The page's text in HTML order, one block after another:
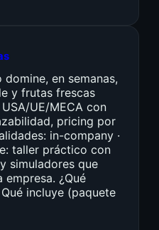
en semanas,
y frutas frescas
UE/MECA con
pricing por
in-company ·
taller práctico con
simuladores que
empresa. ¿Qué
incluye (paquete